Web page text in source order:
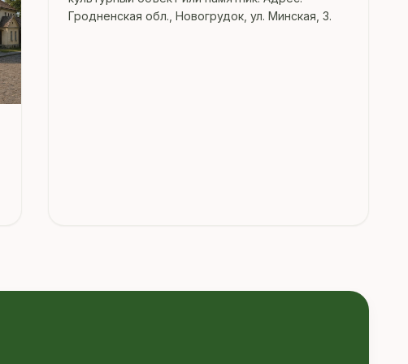
Гродненская обл., Новогрудок, ул. Минская, 3.